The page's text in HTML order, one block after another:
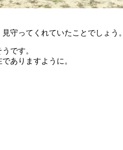
守ってくれていたことでしょう。
です。
ありますように。